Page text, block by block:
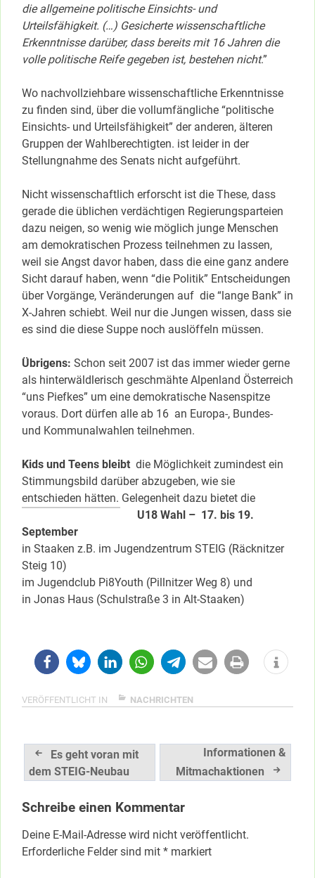
die allgemeine politische Einsichts- und
Urteilsfähigkeit. (…) Gesicherte wissenschaftliche
Erkenntnisse darüber, dass bereits mit 16 Jahren die
volle politische Reife gegeben ist, bestehen nicht.”
Wo nachvollziehbare wissenschaftliche Erkenntnisse
zu finden sind, über die vollumfängliche “politische
Einsichts- und Urteilsfähigkeit” der anderen, älteren
Gruppen der Wahlberechtigten. ist leider in der
Stellungnahme des Senats nicht aufgeführt.
Nicht wissenschaftlich erforscht ist die These, dass
gerade die üblichen verdächtigen Regierungsparteien
dazu neigen, so wenig wie möglich junge Menschen
am demokratischen Prozess teilnehmen zu lassen,
weil sie Angst davor haben, dass die eine ganz andere
Sicht darauf haben, wenn “die Politik” Entscheidungen
über Vorgänge, Veränderungen auf die “lange Bank” in
X-Jahren schiebt. Weil nur die Jungen wissen, dass sie
es sind die diese Suppe noch auslöffeln müssen.
Übrigens: Schon seit 2007 ist das immer wieder gerne
als hinterwäldlerisch geschmähte Alpenland Österreich
“uns Piefkes” um eine demokratische Nasenspitze
voraus. Dort dürfen alle ab 16 an Europa-, Bundes-
und Kommunalwahlen teilnehmen.
Kids und Teens bleibt die Möglichkeit zumindest ein
Stimmungsbild darüber abzugeben, wie sie
entschieden hätten. Gelegenheit dazu bietet die
U18 Wahl – 17. bis 19.
September
in Staaken z.B. im Jugendzentrum STEIG (Räcknitzer
Steig 10)
im Jugendclub Pi8Youth (Pillnitzer Weg 8) und
in Jonas Haus (Schulstraße 3 in Alt-Staaken)
VERÖFFENTLICHT IN NACHRICHTEN
Beitragsnavigation
Es geht voran mit
dem STEIG-Neubau
Informationen &
Mitmachaktionen
Schreibe einen Kommentar
Deine E-Mail-Adresse wird nicht veröffentlicht.
Erforderliche Felder sind mit * markiert